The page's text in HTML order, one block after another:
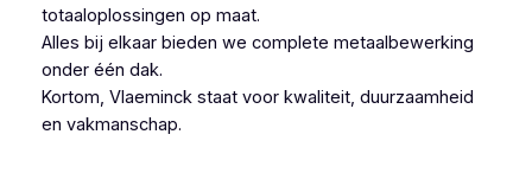
totaaloplossingen op maat.
Alles bij elkaar bieden we complete metaalbewerking
onder één dak.
Kortom, Vlaeminck staat voor kwaliteit, duurzaamheid
en vakmanschap.